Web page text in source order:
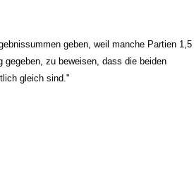
geben, weil manche Partien 1,5
gegeben, zu beweisen, dass die beiden
gleich sind."